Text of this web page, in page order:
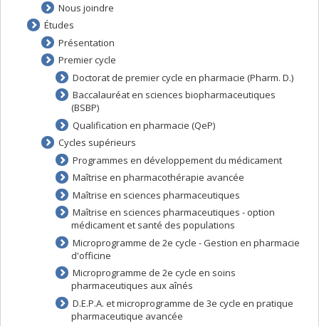
Nous joindre
Études
Présentation
Premier cycle
Doctorat de premier cycle en pharmacie (Pharm. D.)
Baccalauréat en sciences biopharmaceutiques
(BSBP)
Qualification en pharmacie (QeP)
Cycles supérieurs
Programmes en développement du médicament
Maîtrise en pharmacothérapie avancée
Maîtrise en sciences pharmaceutiques
Maîtrise en sciences pharmaceutiques - option
médicament et santé des populations
Microprogramme de 2e cycle - Gestion en pharmacie
d'officine
Microprogramme de 2e cycle en soins
pharmaceutiques aux aînés
D.E.P.A. et microprogramme de 3e cycle en pratique
pharmaceutique avancée